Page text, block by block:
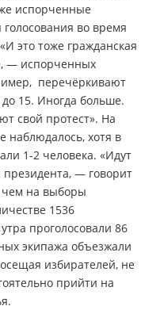
испорченные
во время
это тоже гражданская
— испорченных
перечёркивают
до 15. Иногда больше.
свой протест». На
наблюдалось, хотя в
1-2 человека. «Идут
президента, — говорит
чем на выборы
1536
проголосовали 86
экипажа объезжали
избирателей, не
прийти на